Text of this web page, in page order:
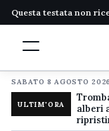
Questa testata non
SABATO 8 AGOSTO 2026
ULTIM'ORA
alberi